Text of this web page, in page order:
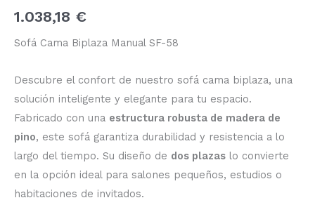
1.038,18 €
Sofá Cama Biplaza Manual SF-58
Descubre el confort de nuestro sofá cama biplaza, una
solución inteligente y elegante para tu espacio.
Fabricado con una estructura robusta de madera de
pino, este sofá garantiza durabilidad y resistencia a lo
largo del tiempo. Su diseño de dos plazas lo convierte
en la opción ideal para salones pequeños, estudios o
habitaciones de invitados.